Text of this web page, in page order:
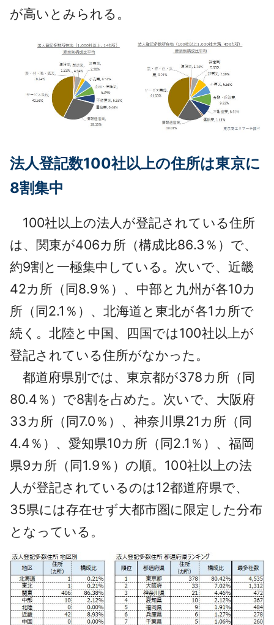
が高いとみられる。
法人登記数100社以上の住所は東京に
8割集中
100社以上の法人が登記されている住所
は、関東が406カ所（構成比86.3％）で、
約9割と一極集中している。次いで、近畿
42カ所（同8.9％）、中部と九州が各10カ
所（同2.1％）、北海道と東北が各1カ所で
続く。北陸と中国、四国では100社以上が
登記されている住所がなかった。
都道府県別では、東京都が378カ所（同
80.4％）で8割を占めた。次いで、大阪府
33カ所（同7.0％）、神奈川県21カ所（同
4.4％）、愛知県10カ所（同2.1％）、福岡
県9カ所（同1.9％）の順。100社以上の法
人が登記されているのは12都道府県で、
35県には存在せず大都市圏に限定した分布
となっている。